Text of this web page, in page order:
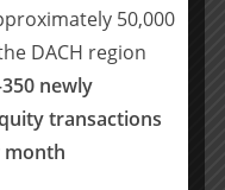
Käufer und
bei Bewertungen
M&A- oder
Partners stellt
zur Verfügung.
50,000
DACH region
newly
transactions
month